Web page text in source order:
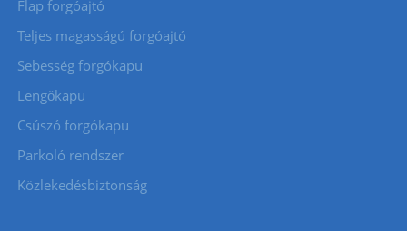
Flap forgóajtó
Teljes magasságú forgóajtó
Sebesség forgókapu
Lengőkapu
Csúszó forgókapu
Parkoló rendszer
Közlekedésbiztonság